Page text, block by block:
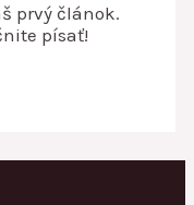
prvý článok.
písať!